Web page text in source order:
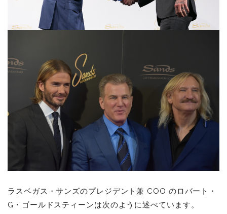
ラスベガス・サンズのプレジデント兼 COO のロバート・
G・ゴールドスティーンは次のように述べています。